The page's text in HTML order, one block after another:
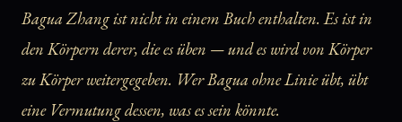
Bagua Zhang ist nicht in einem Buch enthalten. Es ist in
den Körpern derer, die es üben — und es wird von Körper
zu Körper weitergegeben. Wer Bagua ohne Linie übt, übt
eine Vermutung dessen, was es sein könnte.